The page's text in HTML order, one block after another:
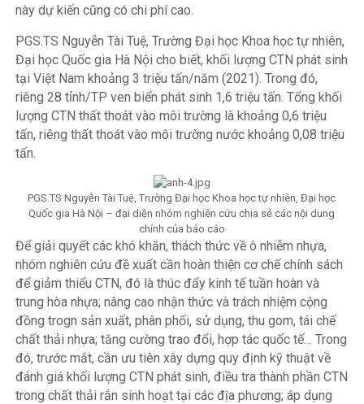
này dự kiến cũng có chi phí cao.
PGS.TS Nguyễn Tài Tuệ, Trường Đại học Khoa học tự nhiên,
Đại học Quốc gia Hà Nội cho biết, khối lượng CTN phát sinh
tại Việt Nam khoảng 3 triệu tấn/năm (2021). Trong đó,
riêng 28 tỉnh/TP ven biển phát sinh 1,6 triệu tấn. Tổng khối
lượng CTN thất thoát vào môi trường là khoảng 0,6 triệu
tấn, riêng thất thoát vào môi trường nước khoảng 0,08 triệu
tấn.
PGS.TS Nguyễn Tài Tuệ, Trường Đại học Khoa học tự nhiên, Đại học
Quốc gia Hà Nội – đại diện nhóm nghiên cứu chia sẻ các nội dung
chính của báo cáo
Để giải quyết các khó khăn, thách thức về ô nhiễm nhựa,
nhóm nghiên cứu đề xuất cần hoàn thiện cơ chế chính sách
để giảm thiểu CTN, đó là thúc đẩy kinh tế tuần hoàn và
trung hòa nhựa; nâng cao nhận thức và trách nhiệm cộng
đồng trogn sản xuất, phân phối, sử dụng, thu gom, tái chế
chất thải nhựa; tăng cường trao đổi, hợp tác quốc tế… Trong
đó, trước mắt, cần ưu tiên xây dựng quy định kỹ thuật về
đánh giá khối lượng CTN phát sinh, điều tra thành phần CTN
trong chất thải rắn sinh hoạt tại các địa phương; áp dụng